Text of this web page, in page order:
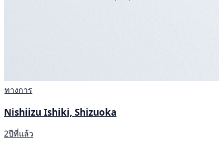
ทางการ
Nishiizu Ishiki, Shizuoka
2ปีที่แล้ว